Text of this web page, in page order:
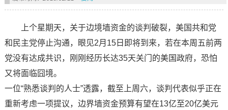
上个星期天，关于边境墙资金的谈判破裂，美国共和党
和民主党停止沟通，眼见2月15日即将到来，若在本周五前两
党没有达成共识，刚刚经历长达35天关门的美国政府，恐怕
又将面临囧境。
一位“熟悉谈判的人士”透露，截至上周六，谈判代表似乎正在
重新考虑一项提议，边界墙资金预算有望在13亿至20亿美元